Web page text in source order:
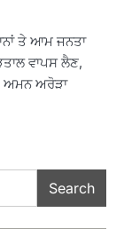
ਤੇ ਆਮ ਜਨਤਾ
ਵਾਪਸ ਲੈਣ,
ਅਮਨ ਅਰੋੜਾ
Search
ਦੇ ਮੈਂਬਰ
ਵਿੱਚ ਵੱਖ-ਵੱਖ
ਡਿਜੀਟਾਈਜ਼ੇਸ਼ਨ
ਜ਼ਿਲ੍ਹਾ ਚੋਣ